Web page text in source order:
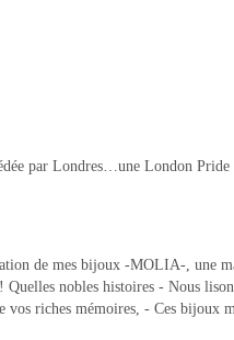
par Londres…une London Pride
de mes bijoux -MOLIA-, une
nobles histoires - Nous
vos riches mémoires, - Ces bijoux